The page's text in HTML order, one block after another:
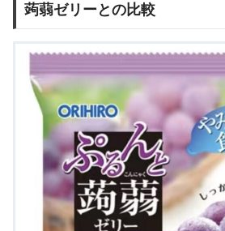
蒟蒻ゼリーとの比較